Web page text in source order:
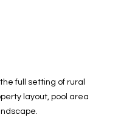
full setting of rural
layout, pool area